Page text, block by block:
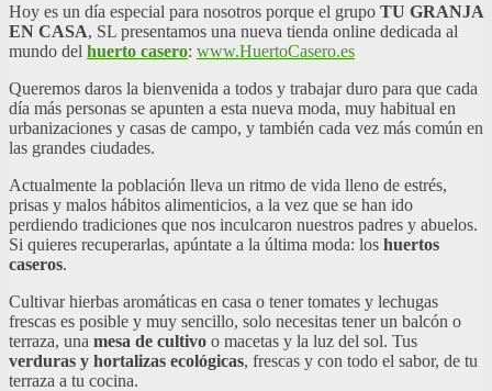
Hoy es un día especial para nosotros porque el grupo TU GRANJA
EN CASA, SL presentamos una nueva tienda online dedicada al
mundo del huerto casero: www.HuertoCasero.es
Queremos daros la bienvenida a todos y trabajar duro para que cada
día más personas se apunten a esta nueva moda, muy habitual en
urbanizaciones y casas de campo, y también cada vez más común en
las grandes ciudades.
Actualmente la población lleva un ritmo de vida lleno de estrés,
prisas y malos hábitos alimenticios, a la vez que se han ido
perdiendo tradiciones que nos inculcaron nuestros padres y abuelos.
Si quieres recuperarlas, apúntate a la última moda: los huertos
caseros.
Cultivar hierbas aromáticas en casa o tener tomates y lechugas
frescas es posible y muy sencillo, solo necesitas tener un balcón o
terraza, una mesa de cultivo o macetas y la luz del sol. Tus
verduras y hortalizas ecológicas, frescas y con todo el sabor, de tu
terraza a tu cocina.